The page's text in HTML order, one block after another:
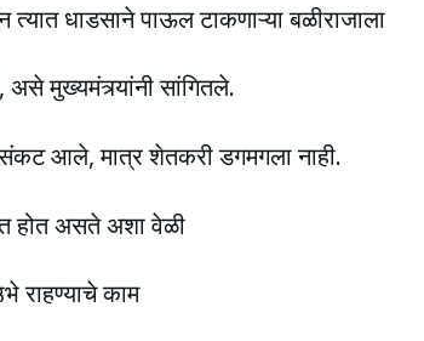
धाडसाने पाऊल टाकणाऱ्या बळीराजाला
मुख्यमंत्र्यांनी सांगितले.
संकट आले, मात्र शेतकरी डगमगला नाही.
होत असते अशा वेळी
राहण्याचे काम